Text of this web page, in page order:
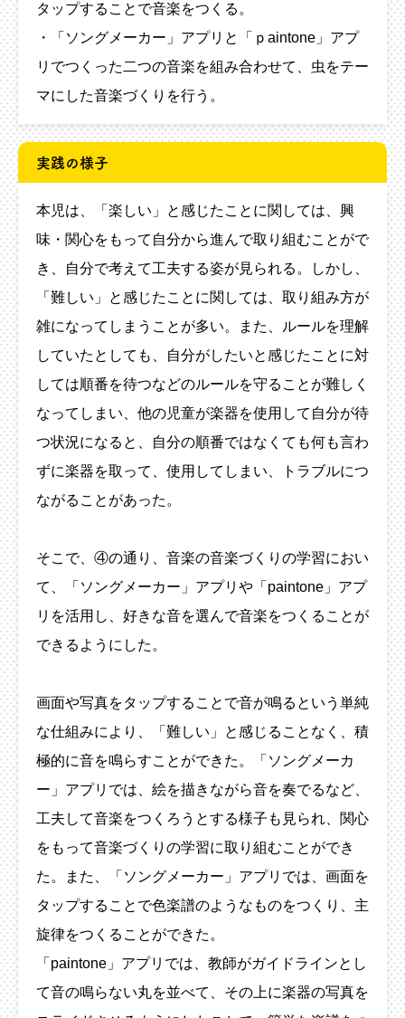
タップすることで音楽をつくる。
・「ソングメーカー」アプリと「ｐaintone」アプ
リでつくった二つの音楽を組み合わせて、虫をテー
マにした音楽づくりを行う。
実践の様子
本児は、「楽しい」と感じたことに関しては、興
味・関心をもって自分から進んで取り組むことがで
き、自分で考えて工夫する姿が見られる。しかし、
「難しい」と感じたことに関しては、取り組み方が
雑になってしまうことが多い。また、ルールを理解
していたとしても、自分がしたいと感じたことに対
しては順番を待つなどのルールを守ることが難しく
なってしまい、他の児童が楽器を使用して自分が待
つ状況になると、自分の順番ではなくても何も言わ
ずに楽器を取って、使用してしまい、トラブルにつ
ながることがあった。
そこで、④の通り、音楽の音楽づくりの学習におい
て、「ソングメーカー」アプリや「paintone」アプ
リを活用し、好きな音を選んで音楽をつくることが
できるようにした。
画面や写真をタップすることで音が鳴るという単純
な仕組みにより、「難しい」と感じることなく、積
極的に音を鳴らすことができた。「ソングメーカ
ー」アプリでは、絵を描きながら音を奏でるなど、
工夫して音楽をつくろうとする様子も見られ、関心
をもって音楽づくりの学習に取り組むことができ
た。また、「ソングメーカー」アプリでは、画面を
タップすることで色楽譜のようなものをつくり、主
旋律をつくることができた。
「paintone」アプリでは、教師がガイドラインとし
て音の鳴らない丸を並べて、その上に楽器の写真を